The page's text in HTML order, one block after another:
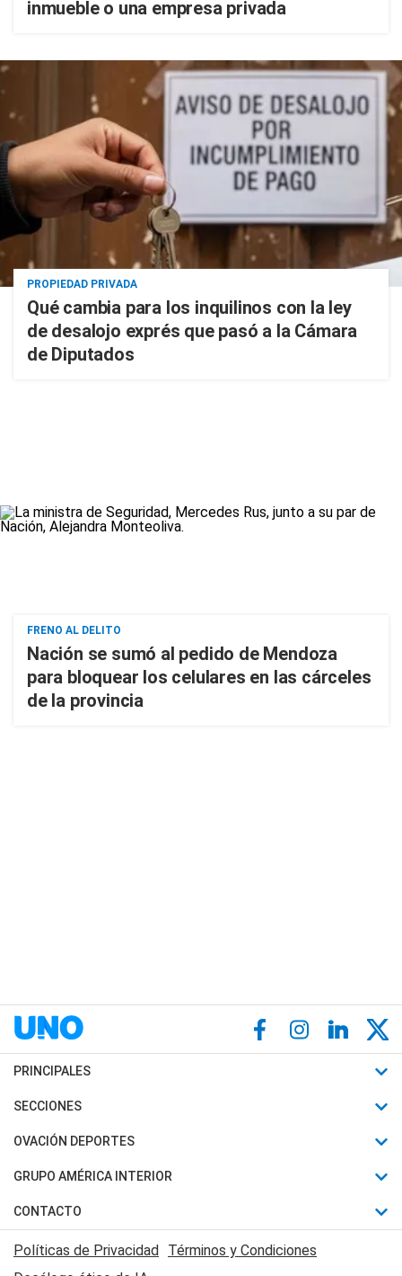
inmueble o una empresa privada
PROPIEDAD PRIVADA
Qué cambia para los inquilinos con la ley
de desalojo exprés que pasó a la Cámara
de Diputados
FRENO AL DELITO
Nación se sumó al pedido de Mendoza
para bloquear los celulares en las cárceles
de la provincia
PRINCIPALES
Últimas Noticias
Política
Judiciales
Economia
SECCIONES
Horóscopo
Motores
Trucos caseros
Series y Películas
OVACIÓN DEPORTES
Fútbol
Mundial
Automovilismo
Rugby
GRUPO AMÉRICA INTERIOR
Canal 7 en Vivo
CONTACTO
Acerca de Nosotros
Políticas de Privacidad Términos y Condiciones